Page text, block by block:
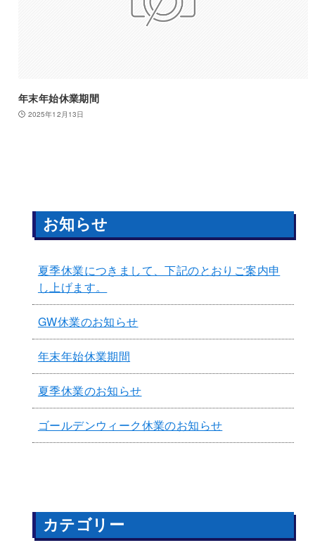
年末年始休業期間
2025年12月13日
お知らせ
夏季休業につきまして、下記のとおりご案内申
し上げます。
GW休業のお知らせ
年末年始休業期間
夏季休業のお知らせ
ゴールデンウィーク休業のお知らせ
カテゴリー